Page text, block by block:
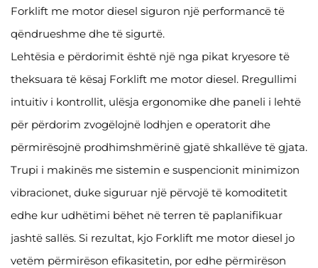
Forklift me motor diesel siguron një performancë të
qëndrueshme dhe të sigurtë.
Lehtësia e përdorimit është një nga pikat kryesore të
theksuara të kësaj Forklift me motor diesel. Rregullimi
intuitiv i kontrollit, ulësja ergonomike dhe paneli i lehtë
për përdorim zvogëlojnë lodhjen e operatorit dhe
përmirësojnë prodhimshmërinë gjatë shkallëve të gjata.
Trupi i makinës me sistemin e suspencionit minimizon
vibracionet, duke siguruar një përvojë të komoditetit
edhe kur udhëtimi bëhet në terren të paplanifikuar
jashtë sallës. Si rezultat, kjo Forklift me motor diesel jo
vetëm përmirëson efikasitetin, por edhe përmirëson